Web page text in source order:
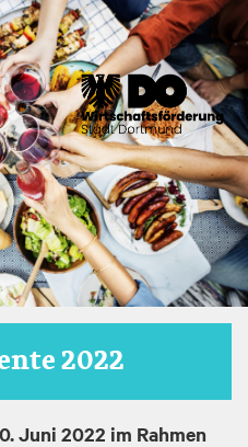
2022
Juni 2022 im Rahmen